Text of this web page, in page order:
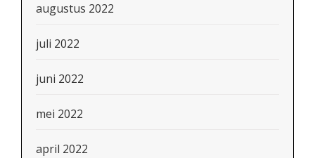
augustus 2022
juli 2022
juni 2022
mei 2022
april 2022